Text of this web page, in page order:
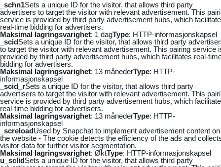
_schn1Sets a unique ID for the visitor, that allows third party
advertisers to target the visitor with relevant advertisement. This
service is provided by third party advertisement hubs, which
real-time bidding for advertisers.
Maksimal lagringsvarighet: 1 dagType: HTTP-informasjonskapsel
_scidSets a unique ID for the visitor, that allows third party
to target the visitor with relevant advertisement. This pairing service
provided by third party advertisement hubs, which facilitates real-
bidding for advertisers.
Maksimal lagringsvarighet: 13 månederType: HTTP-
informasjonskapsel
_scid_rSets a unique ID for the visitor, that allows third party
advertisers to target the visitor with relevant advertisement. This
service is provided by third party advertisement hubs, which
real-time bidding for advertisers.
Maksimal lagringsvarighet: 13 månederType: HTTP-
informasjonskapsel
_screloadUsed by Snapchat to implement advertisement content on
the website - The cookie detects the efficiency of the ads and
visitor data for further visitor segmentation.
Maksimal lagringsvarighet: ØktType: HTTP-informasjonskapsel
u_sclidSets a unique ID for the visitor, that allows third party